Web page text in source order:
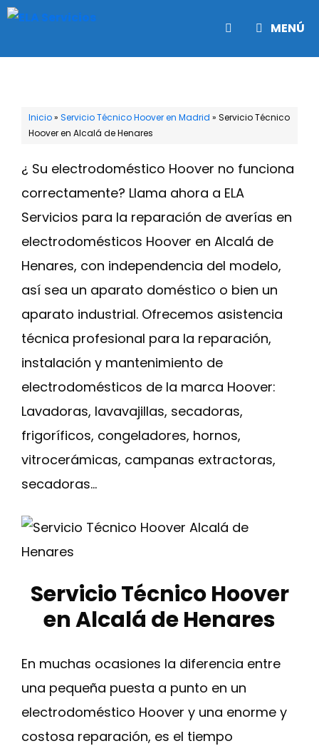
Saltar
contenido
MENÚ
Inicio» Servicio Técnico Hoover en Madrid » Servicio Técnico
Hoover en Alcalá de Henares
¿ Su electrodoméstico Hoover no funciona
correctamente? Llama ahora a ELA
Servicios para la reparación de averías en
electrodomésticos Hoover en Alcalá de
Henares, con independencia del modelo,
así sea un aparato doméstico o bien un
aparato industrial. Ofrecemos asistencia
técnica profesional para la reparación,
instalación y mantenimiento de
electrodomésticos de la marca Hoover:
Lavadoras, lavavajillas, secadoras,
frigoríficos, congeladores, hornos,
vitrocerámicas, campanas extractoras,
secadoras…
Servicio Técnico Hoover
en Alcalá de Henares
En muchas ocasiones la diferencia entre
una pequeña puesta a punto en un
electrodoméstico Hoover y una enorme y
costosa reparación, es el tiempo